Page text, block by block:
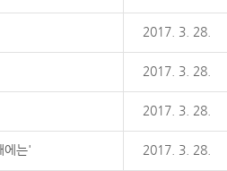
2017. 3. 28.
2017. 3. 28.
2017. 3. 28.
에는' 2017. 3. 28.